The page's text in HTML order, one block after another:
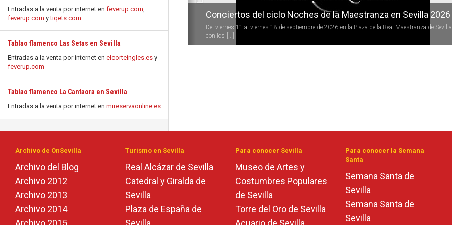
Entradas a la venta por internet en feverup.com,
feverup.com ytiqets.com
Tablao flamenco Las Setas en Sevilla
Entradas a la venta por internet en elcorteingles.es y
feverup.com
Tablao flamenco La Cantaora en Sevilla
Entradas a la venta por internet en mireservaonline.es
Conciertos del ciclo Noches de la Maestranza en Sevilla 2026
Del viernes 11 al viernes 18 de septiembre de 2026 en la Plaza de la Real Maestranza de Sevilla
con los [...]
Archivo de OnSevilla
Archivo del Blog
Archivo 2012
Archivo 2013
Archivo 2014
Turismo en Sevilla
Real Alcázar de Sevilla
Catedral y Giralda de
Sevilla
Plaza de España de
Para conocer Sevilla
Museo de Artes y
Costumbres Populares
de Sevilla
Torre del Oro de Sevilla
Para conocer la Semana
Santa
Semana Santa de
Sevilla
Semana Santa de
Sevilla